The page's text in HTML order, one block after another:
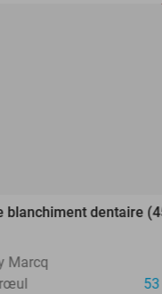
blanchiment dentaire
Marcq